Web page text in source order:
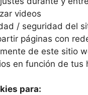
videos
/ seguridad del
páginas con
de este sitio
en función de tus
para: